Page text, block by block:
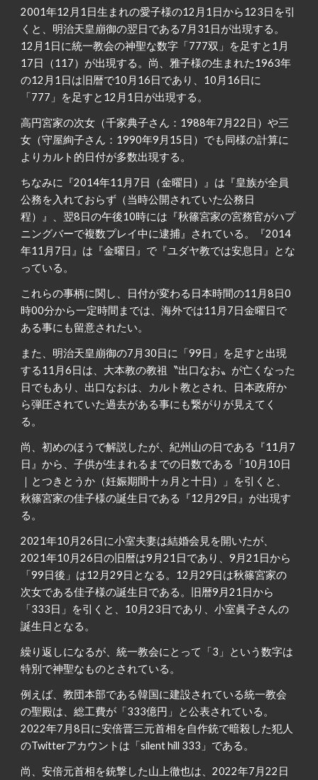
2001年12月1日生まれの愛子様の12月1日から123日を引
くと、明治天皇崩御の翌日である7月31日が出現する。
12月1日に統一教会の神聖な数字「777双」を足すと1月
17日（117）が出現する。尚、雅子様の生まれた1963年
の12月1日は旧暦で10月16日であり、10月16日に
「777」を足すと12月1日が出現する。
高円宮家の次女（千家典子さん：1988年7月22日）や三
女（守屋絢子さん：1990年9月15日）でも同様の計算に
よりカルト的日付が多数出現する。
ちなみに『2014年11月7日（金曜日）』は『皇族が全員
公務を入れておらず（当時公開されていた公務日
程）』、翌8日の午後10時には『秋篠宮家の宮務官がハプ
ニングバーで複数プレイ中に逮捕』されている。『2014
年11月7日』は『金曜日』で『ユダヤ教では安息日』とな
っている。
これらの事柄に関し、日付が変わる日本時間の11月8日0
時00分から一定時間までは、海外では11月7日金曜日で
ある事にも留意されたい。
また、明治天皇崩御の7月30日に「99日」を足すと出現
する11月6日は、大本教の教祖〝出口なお〟が亡くなった
日でもあり、出口なおは、カルト教とされ、日本政府か
ら弾圧されていた過去がある事にも繋がりが見えてく
る。
尚、初めのほうで解説したが、紀州山の日である『11月7
日』から、子供が生まれるまでの日数である「10月10日
｜とつきとうか（妊娠期間十ヵ月と十日）」を引くと、
秋篠宮家の佳子様の誕生日である『12月29日』が出現す
る。
2021年10月26日に小室夫妻は結婚会見を開いたが、
2021年10月26日の旧暦は9月21日であり、9月21日から
「99日後」は12月29日となる。12月29日は秋篠宮家の
次女である佳子様の誕生日である。旧暦9月21日から
「333日」を引くと、10月23日であり、小室眞子さんの
誕生日となる。
繰り返しになるが、統一教会にとって「3」という数字は
特別で神聖なものとされている。
例えば、教団本部である韓国に建設されている統一教会
の聖殿は、総工費が「333億円」と公表されている。
2022年7月8日に安倍晋三元首相を自作銃で暗殺した犯人
のTwitterアカウントは「silent hill 333」である。
尚、安倍元首相を銃撃した山上徹也は、2022年7月22日